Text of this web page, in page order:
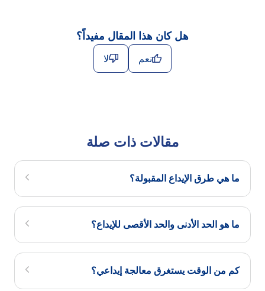
هل كان هذا المقال مفيداً؟
نعم لا
مقالات ذات صلة
ما هي طرق الإيداع المقبولة؟
ما هو الحد الأدنى والحد الأقصى للإيداع؟
كم من الوقت يستغرق معالجة إيداعي؟